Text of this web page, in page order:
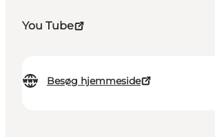
You Tube
Besøg hjemmeside